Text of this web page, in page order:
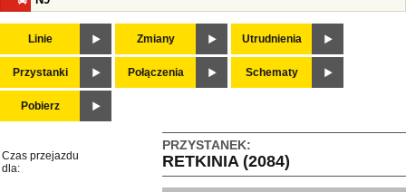
Linie Zmiany Utrudnienia
Przystanki Połączenia Schematy
Pobierz
PRZYSTANEK:
RETKINIA (2084)
Czas przejazdu
dla: